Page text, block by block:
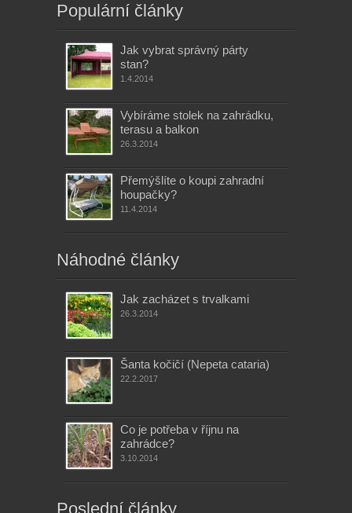
Populární články
Jak vybrat správný párty
stan?
1.4.2014
Vybíráme stolek na zahrádku,
terasu a balkon
26.3.2014
Přemýšlíte o koupi zahradní
houpačky?
11.4.2014
Náhodné články
Jak zacházet s trvalkami
26.3.2014
Šanta kočičí (Nepeta cataria)
22.2.2017
Co je potřeba v říjnu na
zahrádce?
3.10.2014
Poslední články